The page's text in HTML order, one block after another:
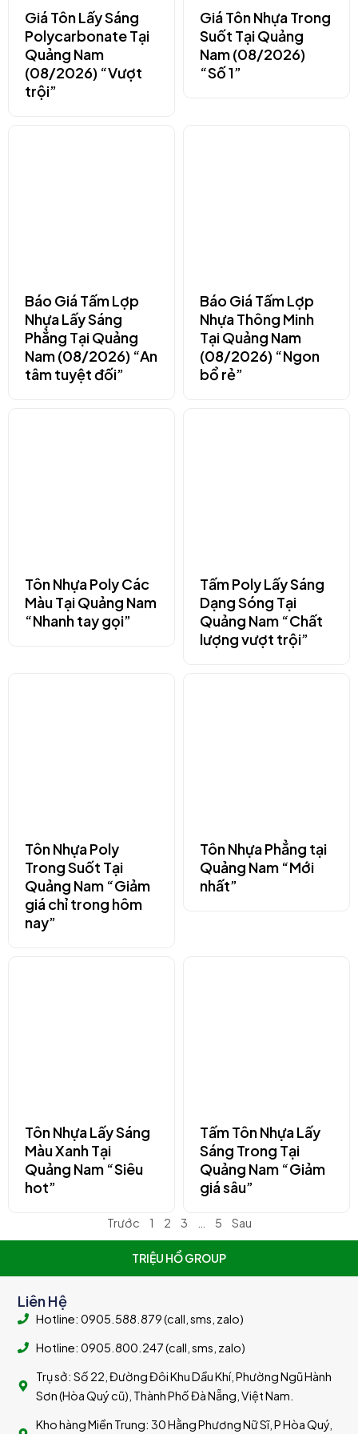
Giá Tôn Lấy Sáng
Polycarbonate Tại
Quảng Nam
(08/2026) “Vượt
trội”
Giá Tôn Nhựa Trong
Suốt Tại Quảng
Nam (08/2026)
“Số 1”
Báo Giá Tấm Lợp
Nhựa Lấy Sáng
Phẳng Tại Quảng
Nam (08/2026) “An
tâm tuyệt đối”
Báo Giá Tấm Lợp
Nhựa Thông Minh
Tại Quảng Nam
(08/2026) “Ngon
bổ rẻ”
Tôn Nhựa Poly Các
Màu Tại Quảng Nam
“Nhanh tay gọi”
Tấm Poly Lấy Sáng
Dạng Sóng Tại
Quảng Nam “Chất
lượng vượt trội”
Tôn Nhựa Poly
Trong Suốt Tại
Quảng Nam “Giảm
giá chỉ trong hôm
nay”
Tôn Nhựa Phẳng tại
Quảng Nam “Mới
nhất”
Tôn Nhựa Lấy Sáng
Màu Xanh Tại
Quảng Nam “Siêu
hot”
Tấm Tôn Nhựa Lấy
Sáng Trong Tại
Quảng Nam “Giảm
giá sâu”
Trước 1 2 3 5 Sau
TRIỆU HỔ GROUP
Liên Hệ
Hotline: 0905.588.879 (call, sms, zalo)
Hotline: 0905.800.247 (call, sms, zalo)
Trụ sở: Số 22, Đường Đôi Khu Dầu Khí, Phường Ngũ Hành
Sơn (Hòa Quý cũ), Thành Phố Đà Nẵng, Việt Nam.
Kho hàng Miền Trung: 30 Hằng Phương Nữ Sĩ, P Hòa Quý,